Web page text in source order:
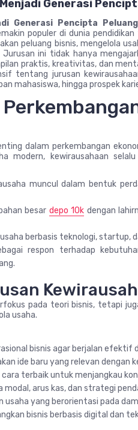
Generasi
Generasi Pencipta Peluang
populer di dunia pendidikan
peluang bisnis, mengelola
ini tidak hanya
praktis, kreativitas, dan
tentang jurusan
mahasiswa, hingga prospek
dalam perkembangan
modern, kewirausahaan
muncul dalam bentuk
besar depo 10k dengan
berbasis teknologi, startup,
respon terhadap
pada teori bisnis, tetapi
usaha.
bisnis agar berjalan efektif
ide baru yang relevan dengan
terbaik untuk menjangkau
modal, arus kas, dan strategi
usaha yang berorientasi pada
bisnis berbasis digital dan